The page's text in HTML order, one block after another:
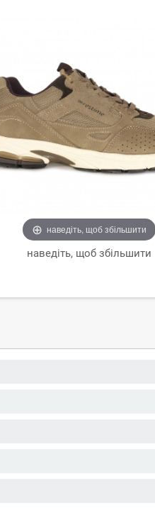
наведіть, щоб збільшити
наведіть, щоб збільшити